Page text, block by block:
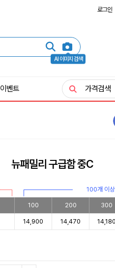
로그인
AI 이미지 검색
이벤트 가격검색
뉴패밀리 구급함 중C
100개 이
100 200 300
14,900 14,470 14,180